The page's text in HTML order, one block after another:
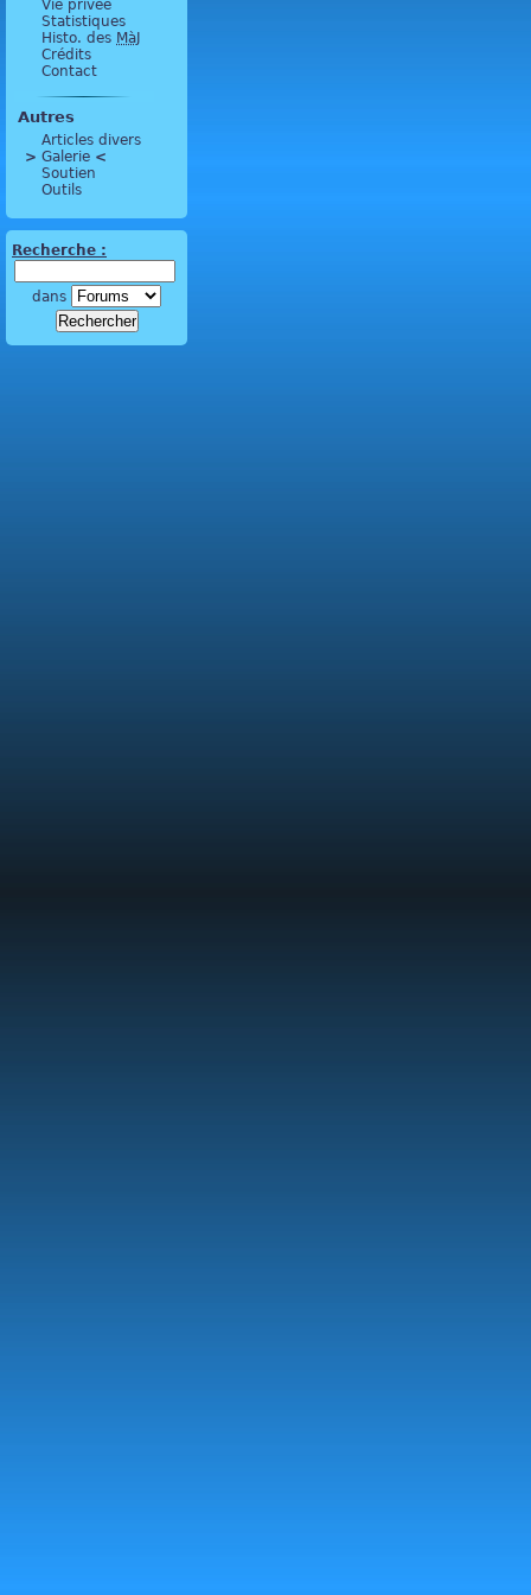
Vie privée
Statistiques
Histo. des MàJ
Crédits
Contact
Autres
Articles divers
> Galerie <
Soutien
Outils
Recherche :
dans